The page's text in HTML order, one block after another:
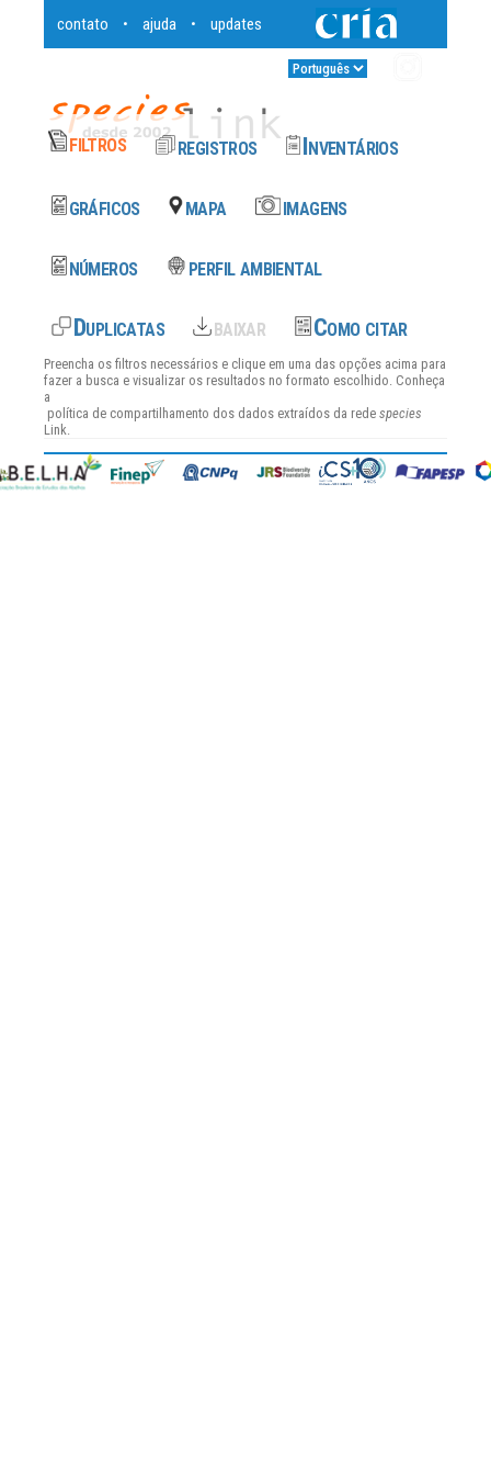
contato • ajuda • updates
Preencha os filtros necessários e clique em uma das opções acima para
fazer a busca e visualizar os resultados no formato escolhido. Conheça
a
política de compartilhamento dos dados extraídos da rede species
Link.